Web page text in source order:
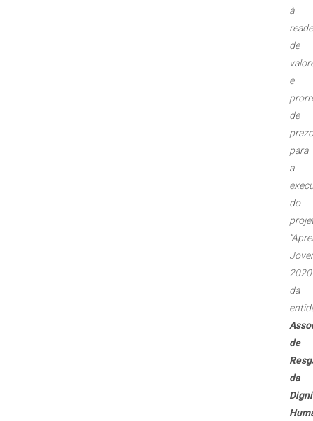
à
de
e
de
prazo
para
a
do
da
de
da